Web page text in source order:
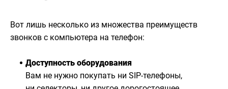
Вот лишь несколько из множества преимуществ
звонков с компьютера на телефон:
Доступность оборудования
Вам не нужно покупать ни SIP-телефоны,